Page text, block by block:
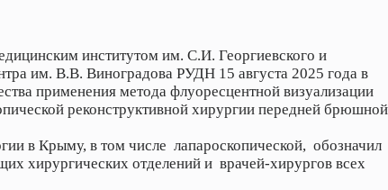
институтом им. С.И. Георгиевского и
им. В.В. Виноградова РУДН 15 августа 2025 года в
применения метода флуоресцентной визуализации
реконструктивной хирургии передней брюшной
в Крыму, в том числе лапароскопической, обозначил
хирургических отделений и врачей-хирургов всех